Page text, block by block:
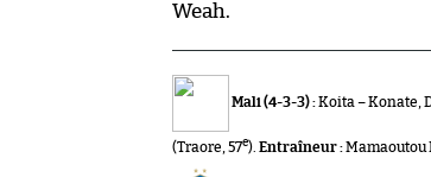
Weah.
Mali (4-3-3) : Koita – Konate,
(Traore, 57e). Entraîneur :Mamaoutou